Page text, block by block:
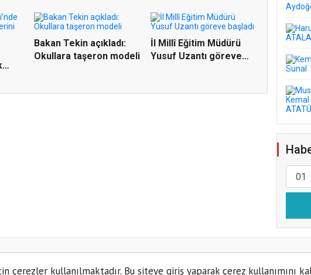
kullanılmaktadır. Bu siteye giriş yaparak çerez kullanımını
Bakan Tekin açıkladı:
Okullara taşeron modeli
İl Millî Eğitim Müdürü
Yusuf Uzantı göreve